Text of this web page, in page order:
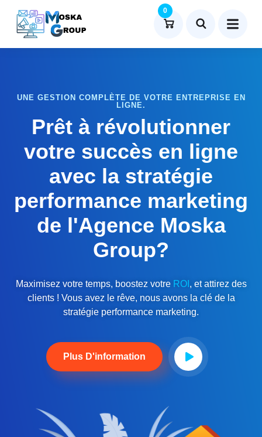
0
UNE GESTION COMPLÈTE DE VOTRE ENTREPRISE EN
LIGNE.
Prêt à révolutionner
votre succès en ligne
avec la stratégie
performance marketing
de l'Agence Moska
Group?
Maximisez votre temps, boostez votre ROI , et attirez des
clients ! Vous avez le rêve, nous avons la clé de la
stratégie performance marketing.
Plus D'information